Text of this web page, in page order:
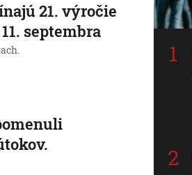
21. výročie
septembra